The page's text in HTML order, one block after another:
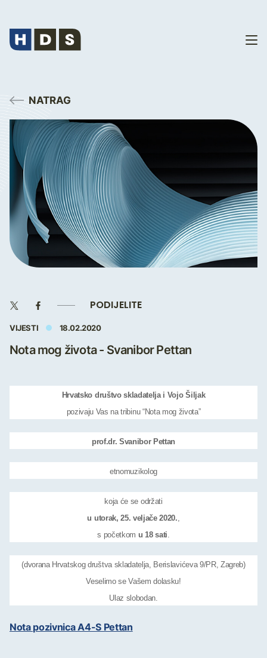
NATRAG
PODIJELITE
VIJESTI 18.02.2020
Nota mog života - Svanibor Pettan
Hrvatsko društvo skladatelja i Vojo Šiljak
pozivaju Vas na tribinu “Nota mog života”
prof.dr. Svanibor Pettan
etnomuzikolog
koja će se održati
u utorak, 25. veljače 2020.,
s početkom u 18 sati.
(dvorana Hrvatskog društva skladatelja, Berislavićeva 9/PR, Zagreb)
Veselimo se Vašem dolasku!
Ulaz slobodan.
Nota pozivnica A4-S Pettan